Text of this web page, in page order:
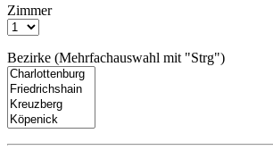
Zimmer
Bezirke (Mehrfachauswahl mit "Strg")